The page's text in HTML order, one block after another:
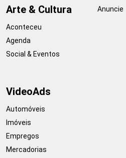
Arte & Cultura
Aconteceu
Agenda
Social & Eventos
Anuncie
VideoAds
Automóveis
Imóveis
Empregos
Mercadorias